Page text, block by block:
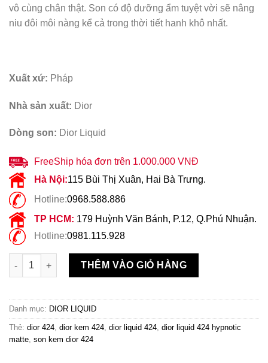
vô cùng chân thật. Son có độ dưỡng ẩm tuyệt vời sẽ nâng
niu đôi môi nàng kể cả trong thời tiết hanh khô nhất.
Xuất xứ: Pháp
Nhà sản xuất: Dior
Dòng son: Dior Liquid
FreeShip hóa đơn trên 1.000.000 VNĐ
Hà Nội:115 Bùi Thị Xuân, Hai Bà Trưng.
Hotline:0968.588.886
TP HCM: 179 Huỳnh Văn Bánh, P.12, Q.Phú Nhuận.
Hotline:0981.115.928
Son Kem Dior Liquid 424 Hypnotic Matte Hồng Đất số lượng
THÊM VÀO GIỎ HÀNG
Danh mục: DIOR LIQUID
Thẻ: dior 424, dior kem 424, dior liquid 424, dior liquid 424 hypnotic
matte, son kem dior 424